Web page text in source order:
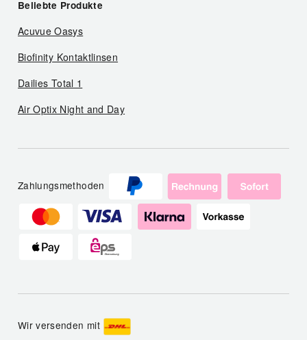
Beliebte Produkte
Acuvue Oasys
Biofinity Kontaktlinsen
Dailies Total 1
Air Optix Night and Day
Zahlungsmethoden
Wir versenden mit